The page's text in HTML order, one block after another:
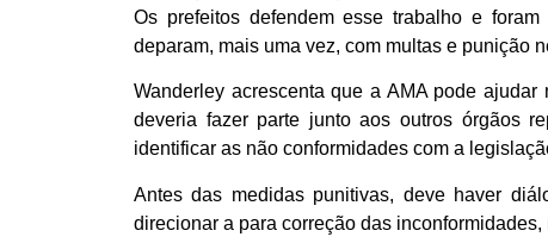
Os prefeitos defendem esse trabalho e
deparam, mais uma vez, com multas e punição
Wanderley acrescenta que a AMA pode
deveria fazer parte junto aos outros órgãos
identificar as não conformidades com a
Antes das medidas punitivas, deve haver
direcionar a para correção das